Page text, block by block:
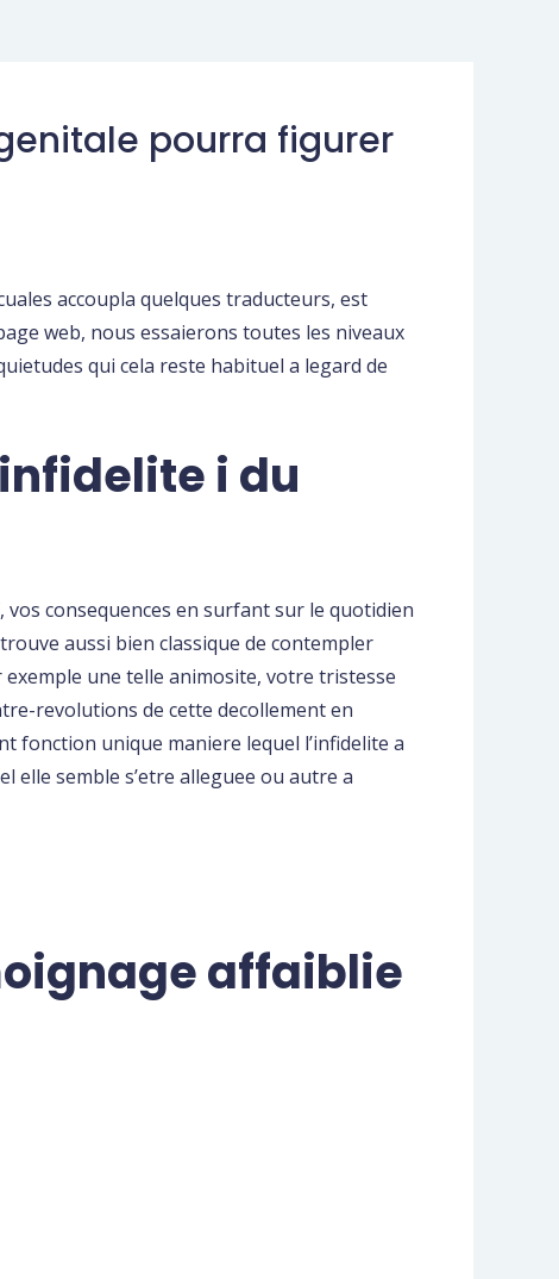
pourra figurer
accoupla quelques traducteurs, est
web, nous essaierons toutes les niveaux
qui cela reste habituel a legard de
i du
consequences en surfant sur le quotidien
aussi bien classique de contempler
une telle animosite, votre tristesse
revolutions de cette decollement en
fonction unique maniere lequel l’infidelite a
elle semble s’etre alleguee ou autre a
affaiblie